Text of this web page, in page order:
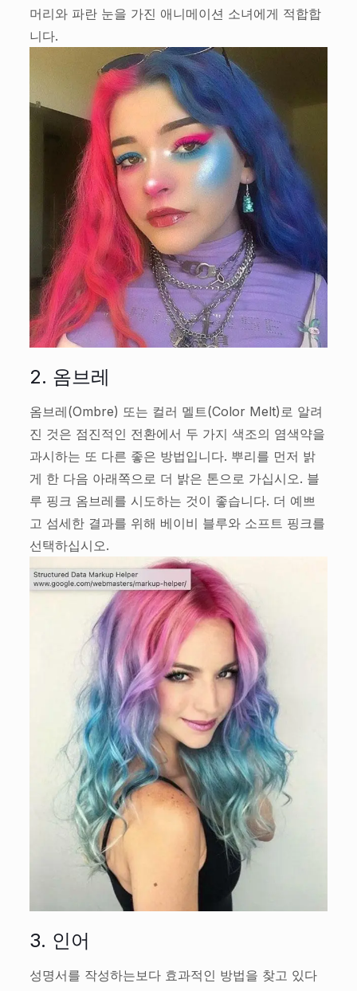
머리와 파란 눈을 가진 애니메이션 소녀에게 적합합
니다.
2. 옴브레
옴브레(Ombre) 또는 컬러 멜트(Color Melt)로 알려
진 것은 점진적인 전환에서 두 가지 색조의 염색약을
과시하는 또 다른 좋은 방법입니다. 뿌리를 먼저 밝
게 한 다음 아래쪽으로 더 밝은 톤으로 가십시오. 블
루 핑크 옴브레를 시도하는 것이 좋습니다. 더 예쁘
고 섬세한 결과를 위해 베이비 블루와 소프트 핑크를
선택하십시오.
3. 인어
성명서를 작성하는보다 효과적인 방법을 찾고 있다